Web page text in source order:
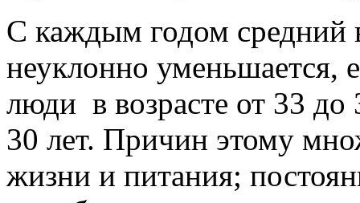
С каждым годом средний
неуклонно уменьшается,
люди в возрасте от 33 до
30 лет. Причин этому
жизни и питания;